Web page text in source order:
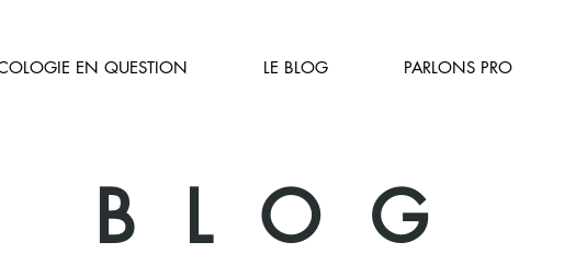
EN QUESTION LE BLOG PARLONS PRO
BLOG